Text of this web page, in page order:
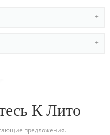
К Лито
предложения.